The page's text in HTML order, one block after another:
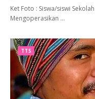
Ket Foto : Siswa/siswi
Mengoperasikan …
TTS